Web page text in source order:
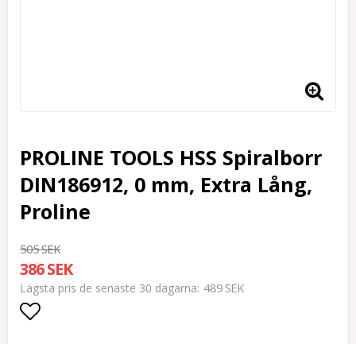
PROLINE TOOLS HSS Spiralborr
DIN186912, 0 mm, Extra Lång,
Proline
505 SEK
386 SEK
Lägsta pris de senaste 30 dagarna 489 SEK